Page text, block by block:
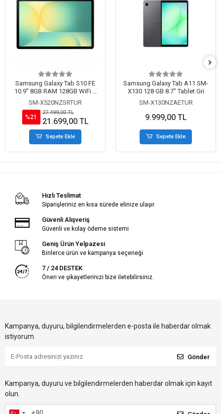
Samsung Galaxy Tab S10 FE
10.9'' 8GB RAM 128GB WiFi S
Pen'li Tablet - Gümüş (SM-
X520NZSRTUR)
SM-X520NZSRTUR
%21
27.499,00 TL
21.699,00 TL
Sepete Ekle
Samsung Galaxy Tab A11 SM-
X130 128 GB 8.7" Tablet Gri
SM-X130NZAETUR
9.999,00 TL
Sepete Ekle
Hızlı Teslimat
Siparişleriniz en kısa sürede elinize ulaşır.
Güvenli Alışveriş
Güvenli ve kolay ödeme sistemi
Geniş Ürün Yelpazesi
Binlerce ürün ve kampanya seçeneği
7 / 24 DESTEK
Öneri ve şikayetlerinizi bize iletebilirsiniz.
Kampanya, duyuru, bilgilendirmelerden e-posta ile haberdar olmak
istiyorum.
Gönder
Kampanya, duyuru ve bilgilendirmelerden haberdar olmak için kayıt
olun.